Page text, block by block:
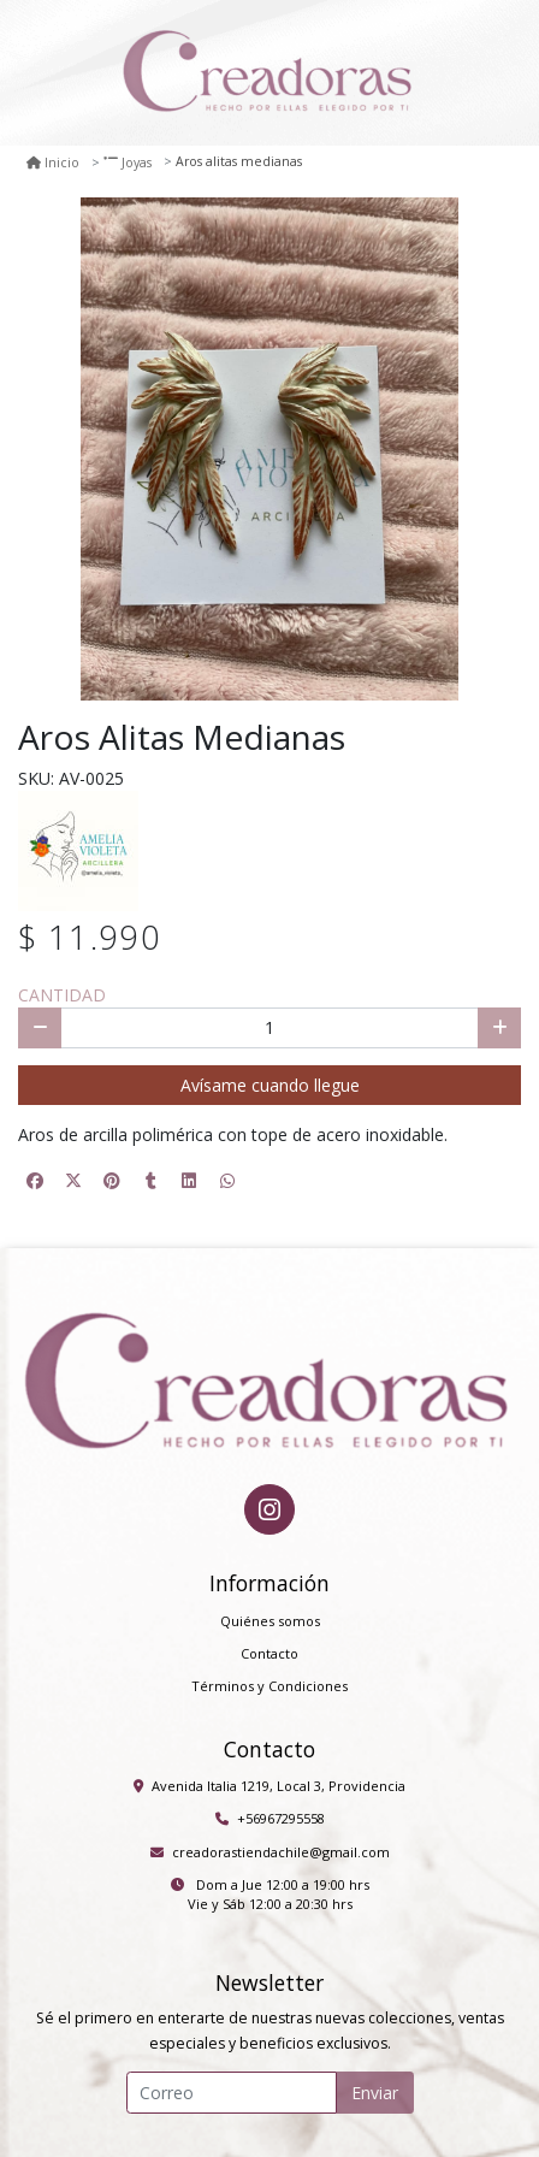
Inicio Joyas Aros alitas medianas
Aros Alitas Medianas
SKU: AV-0025
$ 11.990
CANTIDAD
Avísame cuando llegue
Aros de arcilla polimérica con tope de acero inoxidable.
Información
Quiénes somos
Contacto
Términos y Condiciones
Contacto
Avenida Italia 1219, Local 3, Providencia
+56967295558
creadorastiendachile@gmail.com
Dom a Jue 12:00 a 19:00 hrs
Vie y Sáb 12:00 a 20:30 hrs
Newsletter
Sé el primero en enterarte de nuestras nuevas colecciones, ventas
especiales y beneficios exclusivos.
Enviar